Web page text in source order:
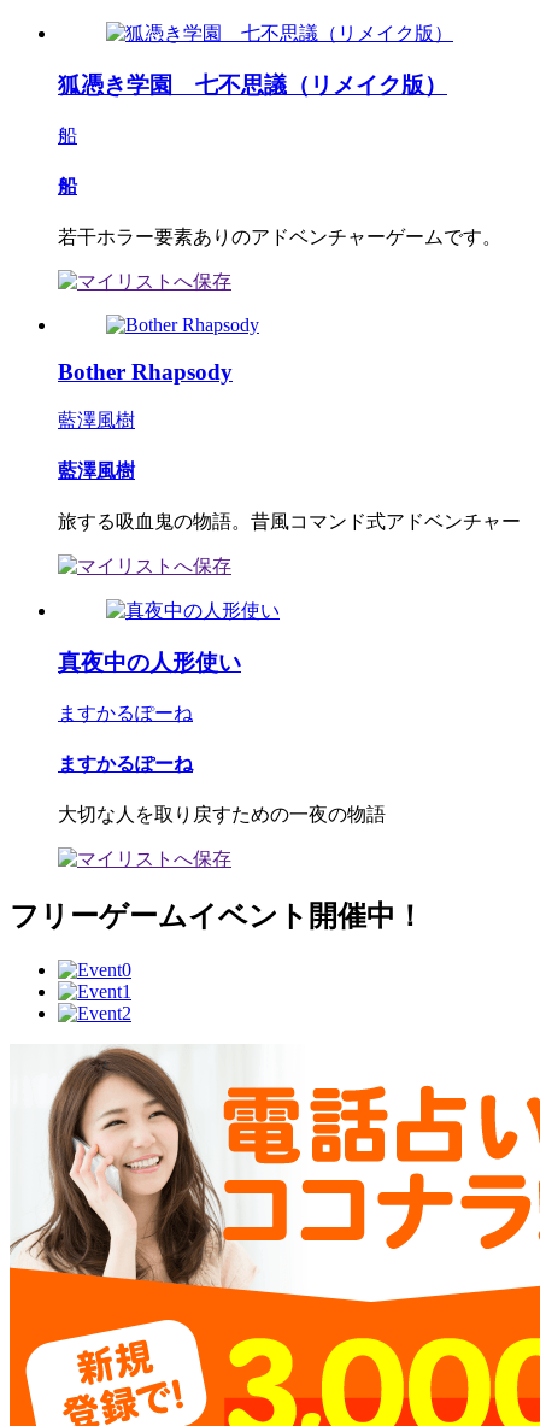
狐憑き学園 七不思議（リメイク版）
船
船
若干ホラー要素ありのアドベンチャーゲームです。
Bother Rhapsody
藍澤風樹
藍澤風樹
旅する吸血鬼の物語。昔風コマンド式アドベンチャー
真夜中の人形使い
ますかるぽーね
ますかるぽーね
大切な人を取り戻すための一夜の物語
フリーゲームイベント開催中！